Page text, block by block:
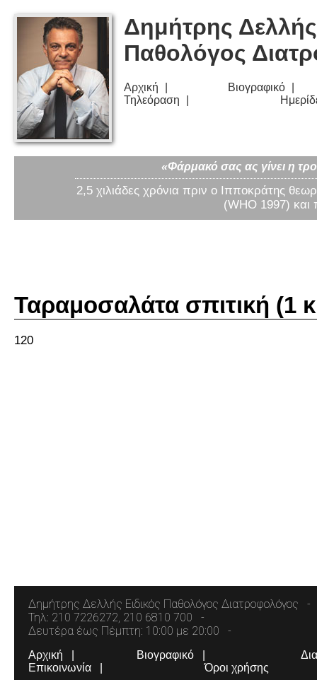
Δημήτρης
Παθολόγος
Αρχική
Βιογραφικό
Τηλεόραση
«Φάρμακό σας ας γίνει η
2,5 χιλιάδες χρόνια πριν ο Ιπποκράτης
(WHO 1997) και
Ταραμοσαλάτα σπιτική (1
120
Δημήτρης Δελλής Ειδικός Παθολόγος Διατροφολόγος
Τηλ: 210 7226272, 210 6810 700
Δευτέρα έως Πέμπτη: 10:00 με 20:00
Αρχική Βιογραφικό
Επικοινωνία
Όροι χρήσης